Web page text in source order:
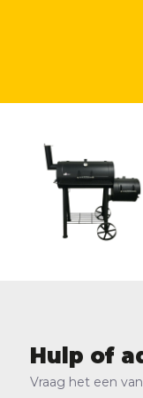
Hulp of
Vraag het een